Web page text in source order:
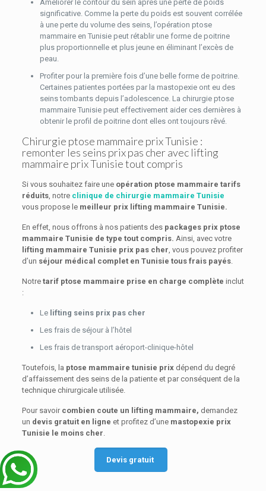
Améliorer le contour du sein après une perte de poids
significative. Comme la perte du poids est souvent corrélée
à une perte du volume des seins, l’opération ptose
mammaire en Tunisie peut rétablir une forme de poitrine
plus proportionnelle et plus jeune en éliminant l’excès de
peau.
Profiter pour la première fois d’une belle forme de poitrine.
Certaines patientes portées par la mastopexie ont eu des
seins tombants depuis l’adolescence. La chirurgie ptose
mammaire Tunisie peut effectivement aider ces dernières à
obtenir le profil de poitrine dont elles ont toujours rêvé.
Chirurgie ptose mammaire prix Tunisie :
remonter les seins prix pas cher avec lifting
mammaire prix Tunisie tout compris
Si vous souhaitez faire une opération ptose mammaire tarifs
réduits, notre clinique de chirurgie mammaire Tunisie
vous propose le meilleur prix lifting mammaire Tunisie.
En effet, nous offrons à nos patients des packages prix ptose
mammaire Tunisie de type tout compris. Ainsi, avec votre
lifting mammaire Tunisie prix pas cher, vous pouvez profiter
d’un séjour médical complet en Tunisie tous frais payés.
Notre tarif ptose mammaire prise en charge complète inclut
:
Le lifting seins prix pas cher
Les frais de séjour à l’hôtel
Les frais de transport aéroport-clinique-hôtel
Toutefois, la ptose mammaire tunisie prixdépend du degré
d’affaissement des seins de la patiente et par conséquent de la
technique chirurgicale utilisée.
Pour savoir combien coute un lifting mammaire, demandez
un devis gratuit en ligne et profitez d’une mastopexie prix
Tunisie le moins cher.
Devis gratuit